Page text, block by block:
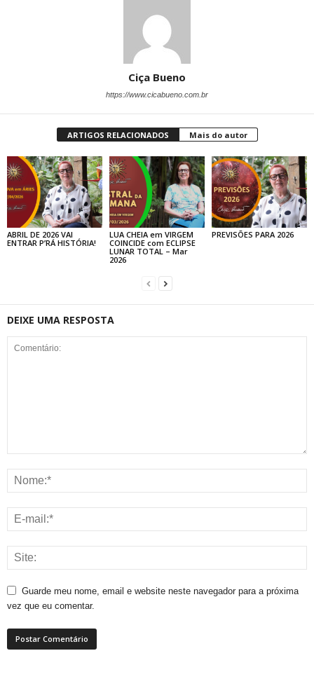
Ciça Bueno
https://www.cicabueno.com.br
ARTIGOS RELACIONADOS Mais do autor
ABRIL DE 2026 VAI
ENTRAR P’RÁ HISTÓRIA!
LUA CHEIA em VIRGEM
COINCIDE com ECLIPSE
LUNAR TOTAL – Mar
2026
PREVISÕES PARA 2026
DEIXE UMA RESPOSTA
Guarde meu nome, email e website neste navegador para a próxima
vez que eu comentar.